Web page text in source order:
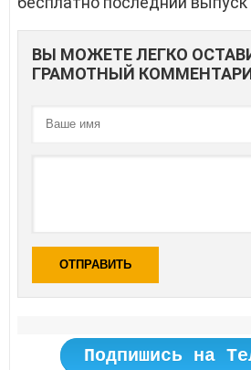
ВЫ МОЖЕТЕ ЛЕГКО
ГРАМОТНЫЙ
ОТПРАВИТЬ
Подпишись на